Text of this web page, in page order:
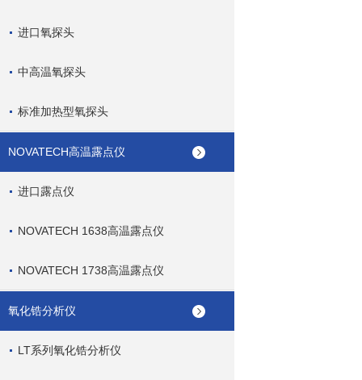
进口氧探头
中高温氧探头
标准加热型氧探头
NOVATECH高温露点仪
进口露点仪
NOVATECH 1638高温露点仪
NOVATECH 1738高温露点仪
氧化锆分析仪
LT系列氧化锆分析仪